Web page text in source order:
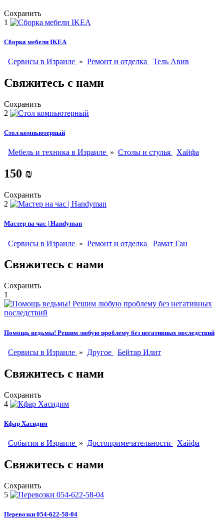
Сохранить
1
Сборка мебели IKEA
Сервисы в Израиле » Ремонт и отделка Тель Авив
Свяжитесь с нами
Сохранить
2
Стол компьютерный
Мебель и техника в Израиле » Столы и стулья Хайфа
150 ₪
Сохранить
2
Мастер на час | Handyman
Сервисы в Израиле » Ремонт и отделка Рамат Ган
Свяжитесь с нами
Сохранить
1
Помощь ведьмы! Решим любую проблему без негативных последствий
Сервисы в Израиле » Другое Бейтар Илит
Свяжитесь с нами
Сохранить
4
Кфар Хасидим
События в Израиле » Достопримечательности Хайфа
Свяжитесь с нами
Сохранить
5
Перевозки 054-622-58-04